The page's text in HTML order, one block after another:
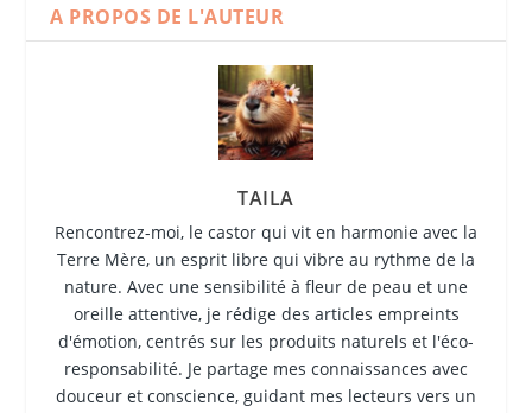
A PROPOS DE L'AUTEUR
TAILA
Rencontrez-moi, le castor qui vit en harmonie avec la
Terre Mère, un esprit libre qui vibre au rythme de la
nature. Avec une sensibilité à fleur de peau et une
oreille attentive, je rédige des articles empreints
d'émotion, centrés sur les produits naturels et l'éco-
responsabilité. Je partage mes connaissances avec
douceur et conscience, guidant mes lecteurs vers un